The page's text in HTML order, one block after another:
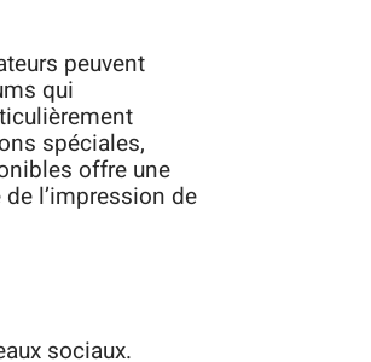
peuvent
qui
spéciales,
offre une
l’impression de
sociaux.